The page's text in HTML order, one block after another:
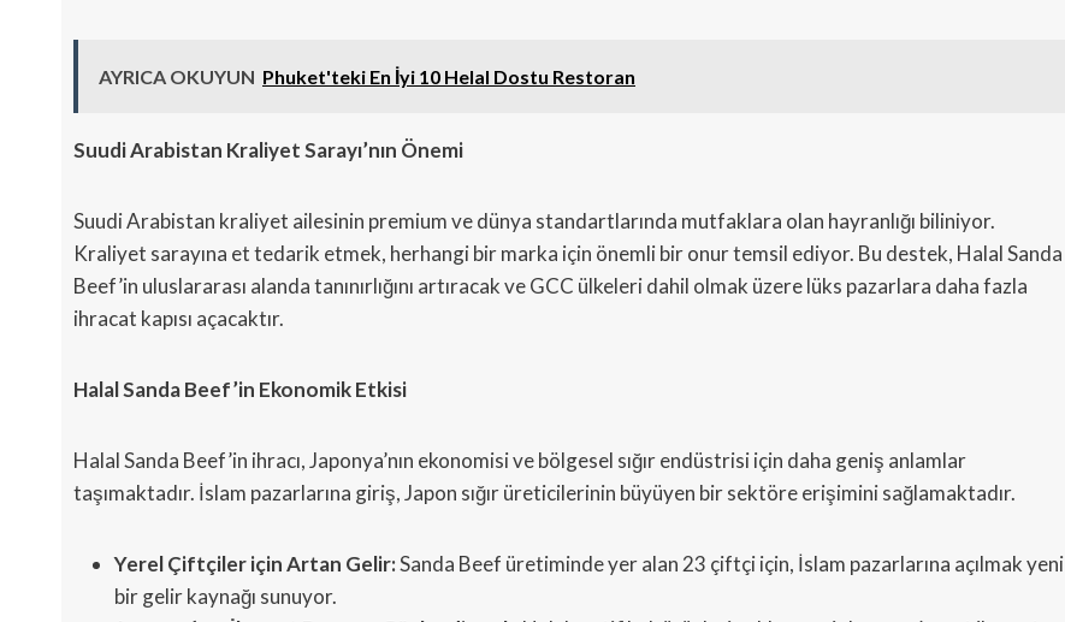
AYRICA OKUYUN Phuket'teki En İyi 10 Helal Dostu Restoran
Suudi Arabistan Kraliyet Sarayı’nın Önemi
Suudi Arabistan kraliyet ailesinin premium ve dünya standartlarında mutfaklara olan hayranlığı biliniyor.
Kraliyet sarayına et tedarik etmek, herhangi bir marka için önemli bir onur temsil ediyor. Bu destek, Halal Sanda
Beef’in uluslararası alanda tanınırlığını artıracak ve GCC ülkeleri dahil olmak üzere lüks pazarlara daha fazla
ihracat kapısı açacaktır.
Halal Sanda Beef’in Ekonomik Etkisi
Halal Sanda Beef’in ihracı, Japonya’nın ekonomisi ve bölgesel sığır endüstrisi için daha geniş anlamlar
taşımaktadır. İslam pazarlarına giriş, Japon sığır üreticilerinin büyüyen bir sektöre erişimini sağlamaktadır.
Yerel Çiftçiler için Artan Gelir:Sanda Beef üretiminde yer alan 23 çiftçi için, İslam pazarlarına açılmak yeni
bir gelir kaynağı sunuyor.